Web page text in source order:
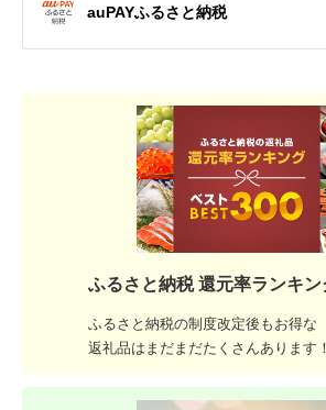
auPAYふるさと納税
ふるさと納税 還元率ランキ
ふるさと納税の制度改定後もお得な
返礼品はまだまだたくさんあります！